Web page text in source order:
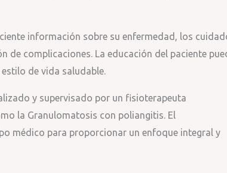
información sobre su enfermedad, los
de complicaciones. La educación del paciente
de vida saludable.
y supervisado por un fisioterapeuta
la Granulomatosis con poliangitis. El
médico para proporcionar un enfoque integral y